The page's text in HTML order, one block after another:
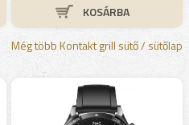
Még több Kontakt grill sütő / sütőlap